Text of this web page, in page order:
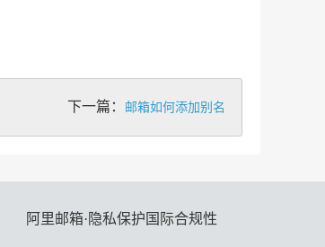
下一篇： 邮箱如何添加别名
阿里邮箱·隐私保护国际合规性